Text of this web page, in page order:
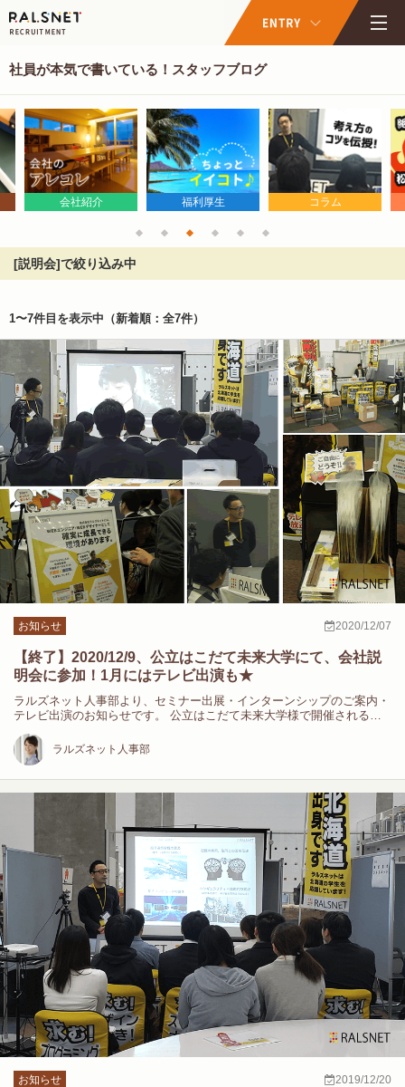
社員が本気で書いている！スタッフブログ
会社紹介 福利厚生 コラム
[説明会]で絞り込み中
1〜7件目を表示中 （新着順：全7件）
お知らせ 2020/12/07
【終了】2020/12/9、公立はこだて未来大学にて、会社説
明会に参加！1月にはテレビ出演も★
ラルズネット人事部より、セミナー出展・インターンシップのご案内・
テレビ出演のお知らせです。 公立はこだて未来大学様で開催される会
ラルズネット人事部
お知らせ 2019/12/20